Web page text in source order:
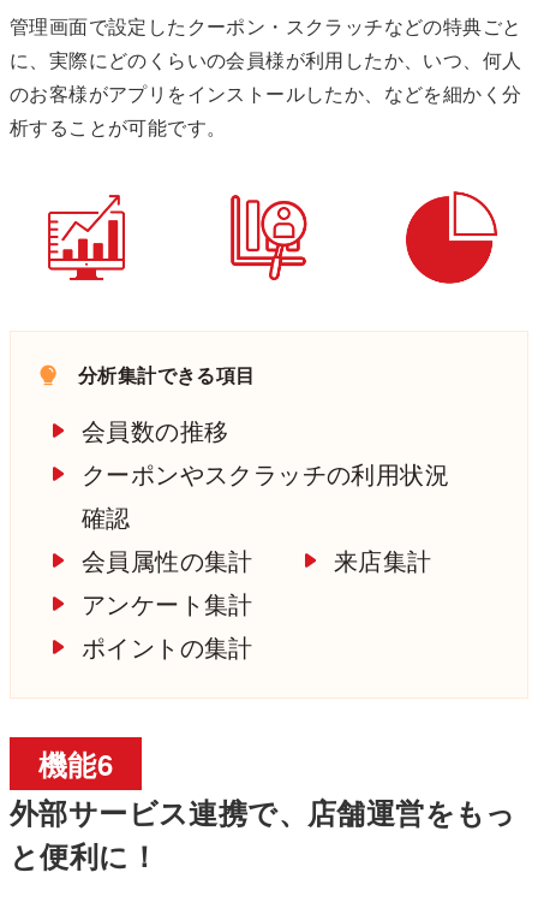
管理画面で設定したクーポン・スクラッチなどの特典ごと
に、実際にどのくらいの会員様が利用したか、いつ、何人
のお客様がアプリをインストールしたか、などを細かく分
析することが可能です。
分析集計できる項目
会員数の推移
クーポンやスクラッチの利用状況
確認
会員属性の集計
来店集計
アンケート集計
ポイントの集計
機能6
外部サービス連携で、店舗運営をもっ
と便利に！